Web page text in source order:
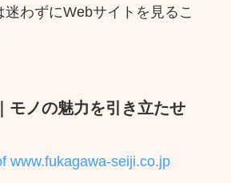
わずにWebサイトを見るこ
モノの魅力を引き立たせ